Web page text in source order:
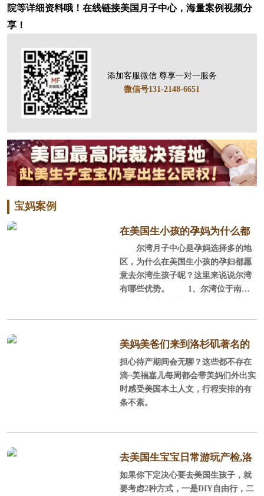
院等详细资料哦！在线链接美国月子中心，海量案例视频分
享！
添加客服微信 尊享一对一服务
微信号131-2148-6651
宝妈案例
在美国生小孩的孕妈为什么都
选尔湾？
尔湾月子中心是孕妈选择多的地
区，为什么在美国生小孩的孕妇都愿
意去尔湾生孩子呢？这里来说说尔湾
有哪些优势。 1、尔湾位于南加
靠广大的圣塔安娜山脉，这里阳光充
沛，气候温和，风景秀丽，环境优
美，平均每年286天的晴天，平均每年
降雨量300mm，年平均气温为17.
2℃，很适合孕产妈妈休养生息。
美妈美爸们来到洛杉矶著名的
staples球场感受NBA球赛
担心待产期间会无聊？这些都不存在
滴~美福嘉儿每周都会带美妈们外出实
时感受美国本土人文，行程安排的有
条不紊。
去美国生宝宝日常游玩产检,洛
杉矶待产记
如果你下定决心要去美国生孩子，就
要考虑2种方式，一是DIY自由行，二